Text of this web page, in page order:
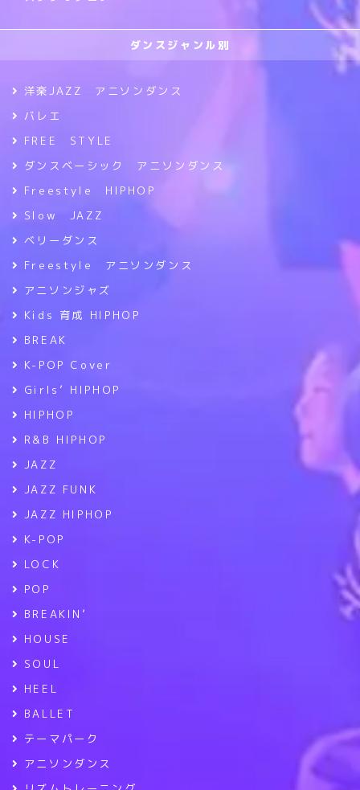
ダンスジャンル別
洋楽JAZZ アニソンダンス
バレエ
FREE STYLE
ダンスベーシック アニソンダンス
Freestyle HIPHOP
Slow JAZZ
ベリーダンス
Freestyle アニソンダンス
アニソンジャズ
Kids 育成 HIPHOP
BREAK
K-POP Cover
Girls’ HIPHOP
HIPHOP
R&B HIPHOP
JAZZ
JAZZ FUNK
JAZZ HIPHOP
K-POP
LOCK
POP
BREAKIN’
HOUSE
SOUL
HEEL
BALLET
テーマパーク
アニソンダンス